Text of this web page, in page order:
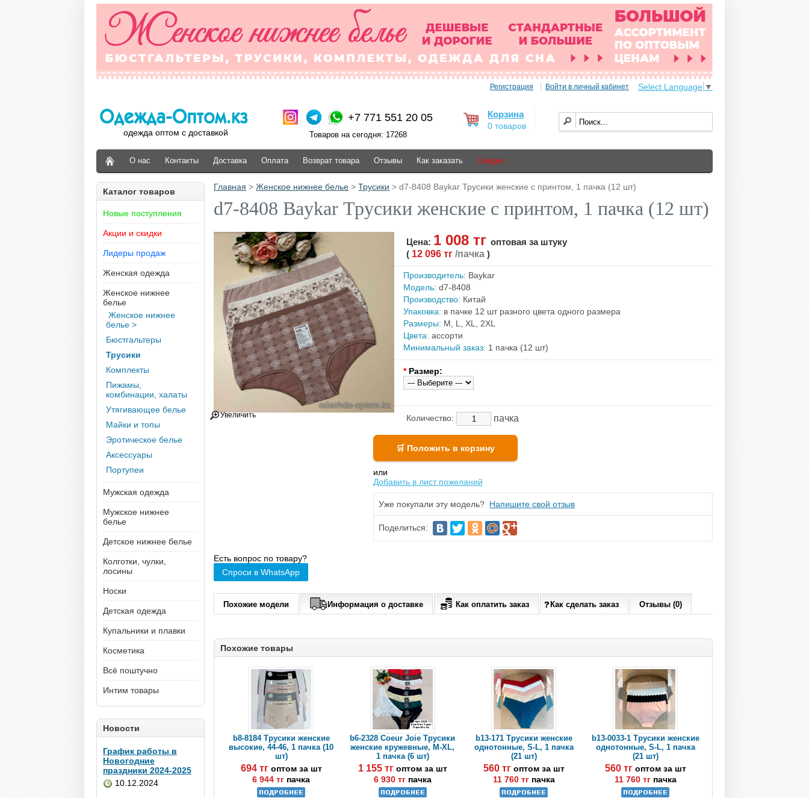
Регистрация Войти в личный кабинет Select Language ▼
одежда оптом с доставкой
+7 771 551 20 05
Товаров на сегодня: 17268
Корзина
0 товаров
О нас Контакты Доставка Оплата Возврат товара Отзывы Как заказать Скидки
Каталог товаров
Новые поступления
Акции и скидки
Лидеры продаж
Женская одежда
Женское нижнее
белье
Женское нижнее
белье >
Бюстгальтеры
Трусики
Комплекты
Пижамы,
комбинации, халаты
Утягивающее белье
Майки и топы
Эротическое белье
Аксессуары
Портупеи
Мужская одежда
Мужское нижнее
белье
Детское нижнее белье
Колготки, чулки,
лосины
Носки
Детская одежда
Купальники и плавки
Косметика
Всё поштучно
Интим товары
Главная >Женское нижнее белье >Трусики > d7-8408 Baykar Трусики женские с принтом, 1 пачка (12 шт)
d7-8408 Baykar Трусики женские с принтом, 1 пачка (12 шт)
Увеличить
Цена: 1 008 тгоптовая за штуку
( 12 096 тг/пачка)
Производитель: Baykar
Модель: d7-8408
Производство: Китай
Упаковка: в пачке 12 шт разного цвета одного размера
Размеры: M, L, XL, 2XL
Цвета: ассорти
Минимальный заказ: 1 пачка (12 шт)
* Размер:
Количество: пачка
или
Добавить в лист пожеланий
Уже покупали эту модель? Напишите свой отзыв
Поделиться:
Есть вопрос по товару?
Спроси в WhatsApp
Похожие модели Информация о доставке Как оплатить заказ Как сделать заказ Отзывы (0)
Похожие товары
b8-8184 Трусики женские
высокие, 44-46, 1 пачка (10
шт)
694 тг оптом за шт
6 944 тг пачка
b6-2328 Coeur Joie Трусики
женские кружевные, M-XL,
1 пачка (6 шт)
1 155 тг оптом за шт
6 930 тг пачка
b13-171 Трусики женские
однотонные, S-L, 1 пачка
(21 шт)
560 тг оптом за шт
11 760 тг пачка
b13-0033-1 Трусики женские
однотонные, S-L, 1 пачка
(21 шт)
560 тг оптом за шт
11 760 тг пачка
Новости
График работы в
Новогодние
праздники 2024-2025
10.12.2024